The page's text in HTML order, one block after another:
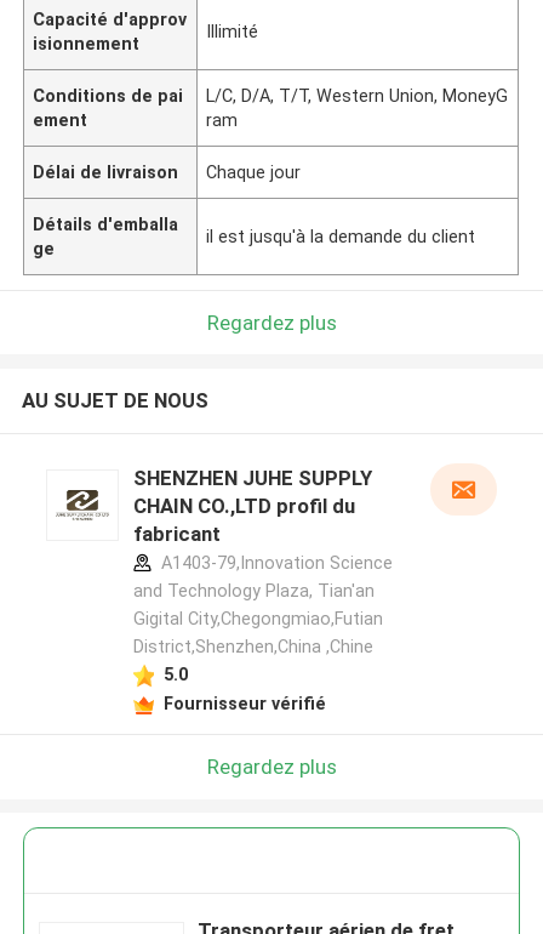
Capacité d'approv
isionnement
Illimité
Conditions de pai
ement
L/C, D/A, T/T, Western Union, MoneyG
ram
Délai de livraison Chaque jour
Détails d'emballa
ge
il est jusqu'à la demande du client
Regardez plus
AU SUJET DE NOUS
SHENZHEN JUHE SUPPLY
CHAIN CO.,LTD profil du
fabricant
A1403-79,Innovation Science
and Technology Plaza, Tian'an
Gigital City,Chegongmiao,Futian
District,Shenzhen,China ,Chine
5.0
Fournisseur vérifié
Regardez plus